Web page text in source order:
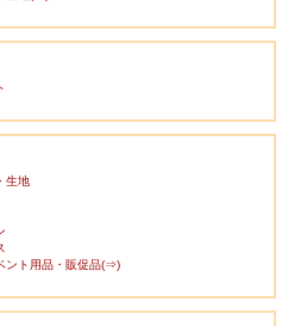
生地
ント用品・販促品(⇒)